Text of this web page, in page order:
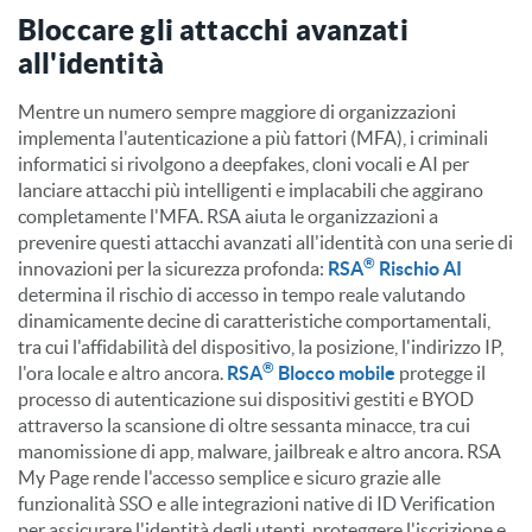
Bloccare gli attacchi avanzati
all'identità
Mentre un numero sempre maggiore di organizzazioni
implementa l'autenticazione a più fattori (MFA), i criminali
informatici si rivolgono a deepfakes, cloni vocali e AI per
lanciare attacchi più intelligenti e implacabili che aggirano
completamente l'MFA. RSA aiuta le organizzazioni a
prevenire questi attacchi avanzati all'identità con una serie di
innovazioni per la sicurezza profonda: RSA® Rischio AI
determina il rischio di accesso in tempo reale valutando
dinamicamente decine di caratteristiche comportamentali,
tra cui l'affidabilità del dispositivo, la posizione, l'indirizzo IP,
l'ora locale e altro ancora. RSA® Blocco mobile protegge il
processo di autenticazione sui dispositivi gestiti e BYOD
attraverso la scansione di oltre sessanta minacce, tra cui
manomissione di app, malware, jailbreak e altro ancora. RSA
My Page rende l'accesso semplice e sicuro grazie alle
funzionalità SSO e alle integrazioni native di ID Verification